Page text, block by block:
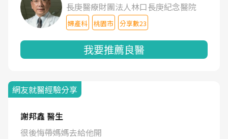
長庚醫療財團法人林口長庚紀念醫院
婦產科 桃園市 分享數23
我要推薦良醫
網友就醫經驗分享
謝邦鑫 醫生
很後悔帶媽媽去給他開